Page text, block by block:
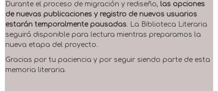
Durante el proceso de migración y rediseño, las opciones
de nuevas publicaciones y registro de nuevos usuarios
estarán temporalmente pausadas. La Biblioteca Literaria
seguirá disponible para lectura mientras preparamos la
nueva etapa del proyecto.
Gracias por tu paciencia y por seguir siendo parte de esta
memoria literaria.